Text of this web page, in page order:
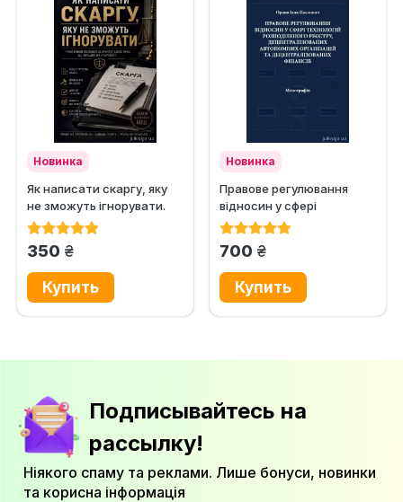
Новинка
Як написати скаргу, яку
не зможуть ігнорувати.
Практичний посібник із...
350 грн.
Новинка
Правове регулювання
відносин у сфері
технологій розподіленого
700 грн.
Подписывайтесь на
рассылку!
Ніякого спаму та реклами. Лише бонуси, новинки
та корисна інформація